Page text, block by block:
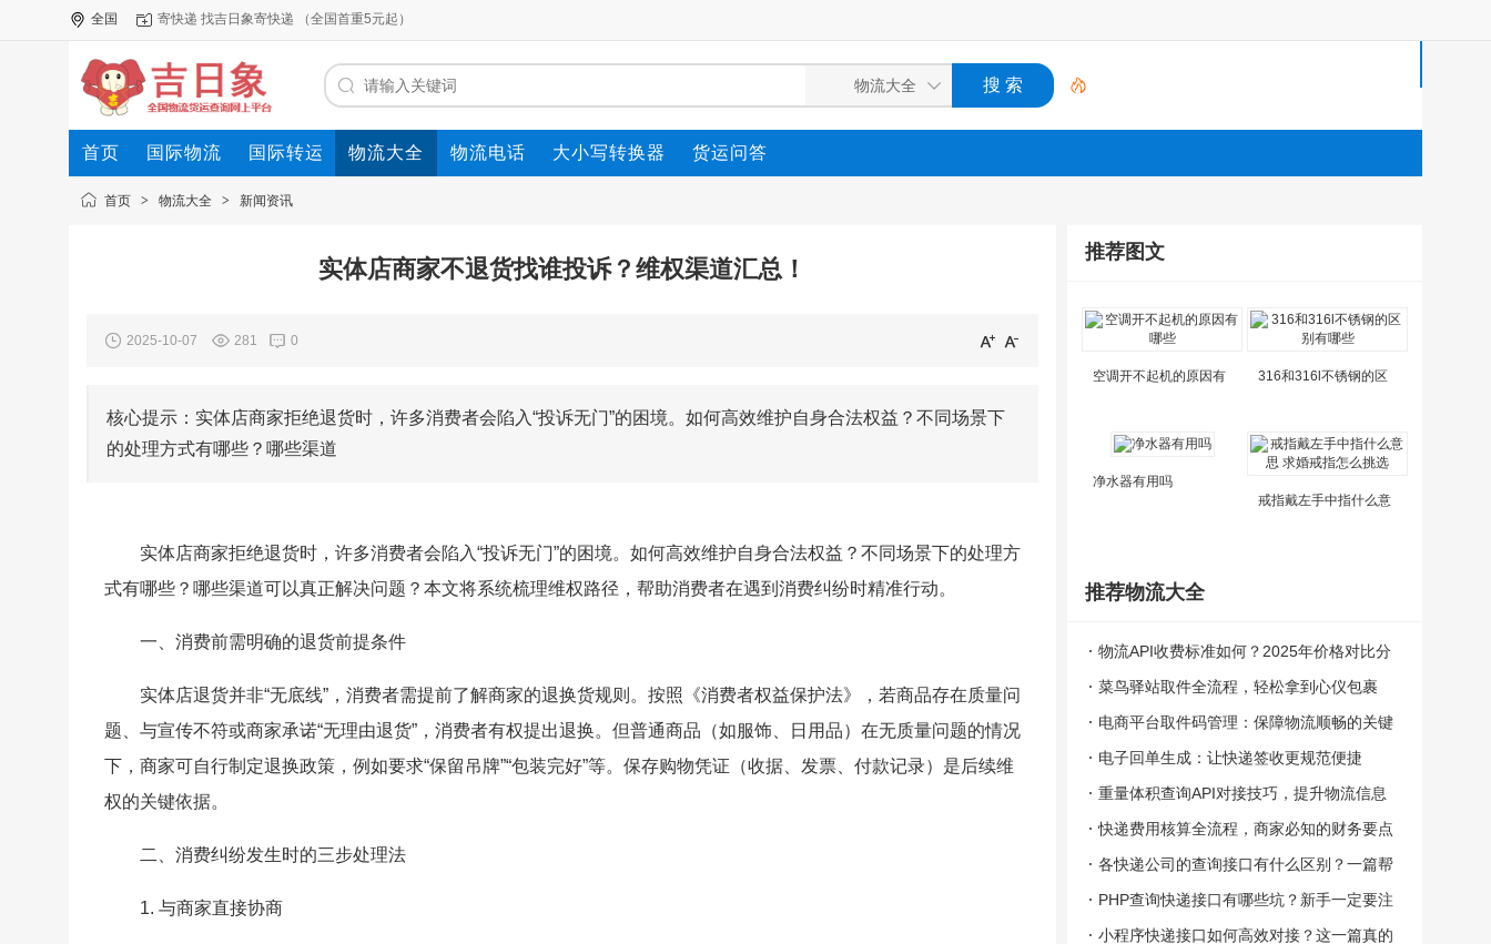
全国 寄快递 找吉日象寄快递 （全国首重5元起）
首页 国际物流 国际转运 物流大全 物流电话 大小写转换器 货运问答
首页 > 物流大全 > 新闻资讯
实体店商家不退货找谁投诉？维权渠道汇总！
2025-10-07 281 0
核心提示：实体店商家拒绝退货时，许多消费者会陷入“投诉无门”的困境。如何高效维护自身合法权益？不同场景下
的处理方式有哪些？哪些渠道
实体店商家拒绝退货时，许多消费者会陷入“投诉无门”的困境。如何高效维护自身合法权益？不同场景下的处理方
式有哪些？哪些渠道可以真正解决问题？本文将系统梳理维权路径，帮助消费者在遇到消费纠纷时精准行动。
一、消费前需明确的退货前提条件
实体店退货并非“无底线”，消费者需提前了解商家的退换货规则。按照《消费者权益保护法》，若商品存在质量问
题、与宣传不符或商家承诺“无理由退货”，消费者有权提出退换。但普通商品（如服饰、日用品）在无质量问题的情况
下，商家可自行制定退换政策，例如要求“保留吊牌”“包装完好”等。保存购物凭证（收据、发票、付款记录）是后续维
权的关键依据。
二、消费纠纷发生时的三步处理法
1. 与商家直接协商
推荐图文
空调开不起机的原因有 316和316l不锈钢的区
净水器有用吗
戒指戴左手中指什么意
推荐物流大全
物流API收费标准如何？2025年价格对比分
析！
菜鸟驿站取件全流程，轻松拿到心仪包裹
电商平台取件码管理：保障物流顺畅的关键
电子回单生成：让快递签收更规范便捷
重量体积查询API对接技巧，提升物流信息
准确性
快递费用核算全流程，商家必知的财务要点
各快递公司的查询接口有什么区别？一篇帮
你彻底搞懂！
PHP查询快递接口有哪些坑？新手一定要注
意这些！
小程序快递接口如何高效对接？这一篇真的